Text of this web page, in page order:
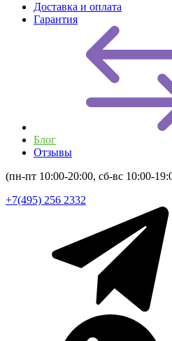
Доставка и оплата
Гарантия
Блог
Отзывы
(пн-пт 10:00-20:00, сб-вс 10:00-
+7(495) 256 2332